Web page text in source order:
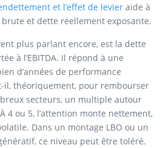
et l’effet de levier aide à
et dette réellement exposante.
plus parlant encore, est la dette
à l’EBITDA. Il répond à une
d’années de performance
théoriquement, pour rembourser
secteurs, un multiple autour
4 ou 5, l’attention monte nettement,
Dans un montage LBO ou un
ce niveau peut être toléré.